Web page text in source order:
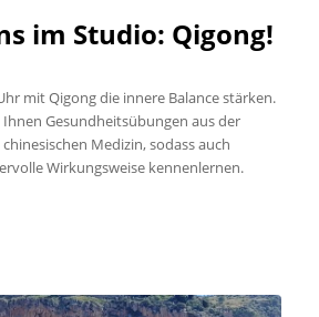
im Studio: Qigong!
mitQigongdie innere Balance stärken.
Ihnen Gesundheitsübungen aus der
Medizin, sodass auch
Wirkungsweise kennenlernen.